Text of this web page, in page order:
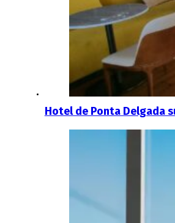
Hotel de Ponta Delgada